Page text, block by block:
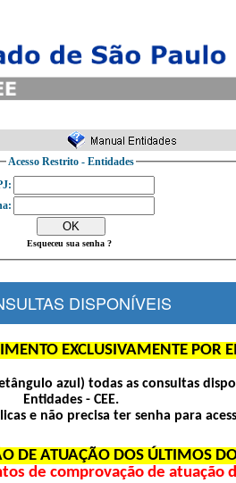
Acesso Restrito - Entidades
Esqueceu sua senha ?
DISPONÍVEIS
EXCLUSIVAMENTE POR
azul) todas as consultas
Entidades - CEE.
e não precisa ter senha para
DE ATUAÇÃO DOS ÚLTIMOS
de comprovação de atuação